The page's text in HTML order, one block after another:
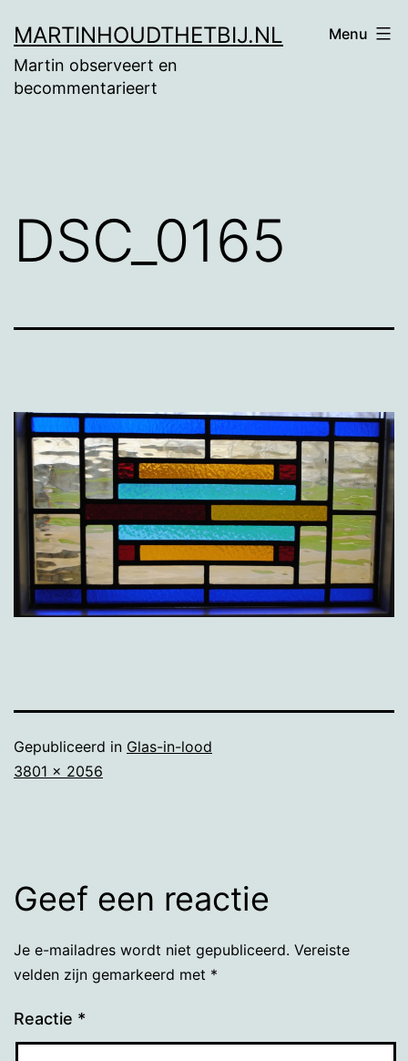
naar
de
MARTINHOUDTHETBIJ.NL
Martin observeert en
becommentarieert
Menu
DSC_0165
Gepubliceerd in Glas-in-lood
Volledige
3801 × 2056
Geef een reactie
Je e-mailadres wordt niet gepubliceerd. Vereiste
velden zijn gemarkeerd met *
Reactie *